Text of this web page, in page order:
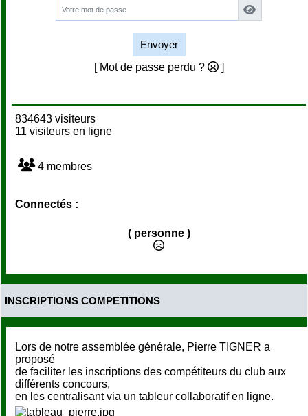
Envoyer
[ Mot de passe perdu ?
]
834643 visiteurs
11 visiteurs en ligne
4 membres
Connectés :
( personne )
INSCRIPTIONS COMPETITIONS
Lors de notre assemblée générale, Pierre TIGNER a
proposé
de faciliter les inscriptions des compétiteurs du club aux
différents concours,
en les centralisant via un tableur collaboratif en ligne.